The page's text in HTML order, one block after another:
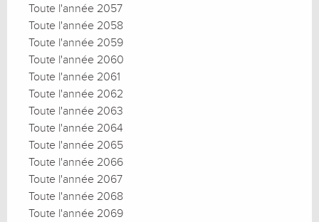
Toute l'année 2057
Toute l'année 2058
Toute l'année 2059
Toute l'année 2060
Toute l'année 2061
Toute l'année 2062
Toute l'année 2063
Toute l'année 2064
Toute l'année 2065
Toute l'année 2066
Toute l'année 2067
Toute l'année 2068
Toute l'année 2069